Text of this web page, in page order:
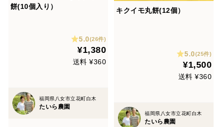
餅(10個入り）
5.0(26件)
¥1,380
送料 ¥360
福岡県八女市立花町白木
たいら農園
キクイモ丸餅(12個）
5.0(25件)
¥1,500
送料 ¥360
福岡県八女市立花町白木
たいら農園